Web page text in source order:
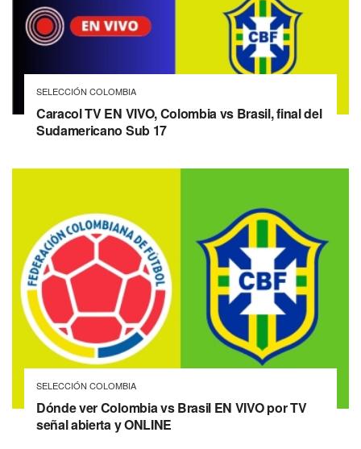
SELECCIÓN COLOMBIA
Caracol TV EN VIVO, Colombia vs Brasil, final del
Sudamericano Sub 17
SELECCIÓN COLOMBIA
Dónde ver Colombia vs Brasil EN VIVO por TV
señal abierta y ONLINE